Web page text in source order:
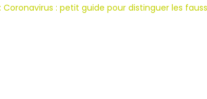
: petit guide pour distinguer les